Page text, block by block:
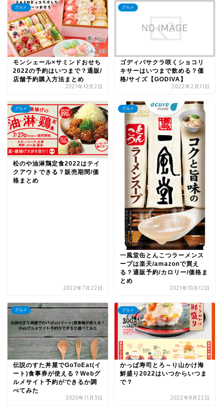
グルメ
モンシェール×サミンドおせち
2022の予約はいつまで？通販/
店舗予約購入方法まとめ
2021年10月2日
グルメ
ゴディバサクラ咲くショコリ
キサーはいつまで飲める？価
格/サイズ【GODIVA】
2022年2月11日
グルメ
松のや油淋鶏定食2022はテイ
クアウトできる？販売期間/価
格まとめ
2022年7月22日
グルメ
一風堂缶とんこつラーメンス
ープは楽天/amazonで買え
る？通販予約/カロリー/価格ま
とめ
2021年10月12日
グルメ
伝説のすた丼屋でGoToEat(イ
ート)食事券が使える？Webグ
ルメサイト予約ができるか調
べてみた
2020年11月3日
グルメ
かっぱ寿司とろ～り山かけ海
鮮盛り2022はいつからいつま
で？
2022年8月22日